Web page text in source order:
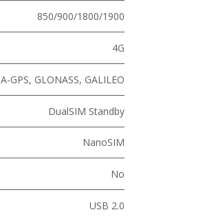
850/900/1800/1900
4G
A-GPS, GLONASS, GALILEO
DualSIM Standby
NanoSIM
No
USB 2.0